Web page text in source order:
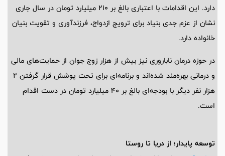
دارد. این اقدامات با اعتباری بالغ بر 210 میلیارد تومان در سال جاری
نشان از عزم جدی بنیاد برای ترویج ازدواج، فرزندآوری و تقویت بنیان
خانواده دارد.
در حوزه درمان ناباروری نیز بیش از هزار زوج جوان از حمایت‌های مالی
و درمانی بهره‌مند شده‌اند و برنامه‌ای برای تحت پوشش قرار گرفتن 2
هزار نفر دیگر با بودجه‌ای بالغ بر 40 میلیارد تومان در دست اقدام
است.
توسعه پایدار؛ از دریا تا روستا